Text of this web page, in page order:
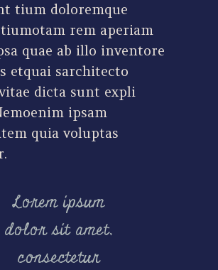
tium doloremque
rem aperiam
quae ab illo inventore
etquai sarchitecto
dicta sunt expli
ipsam
quia voluptas
Lorem ipsum
dolor sit amet,
consectetur